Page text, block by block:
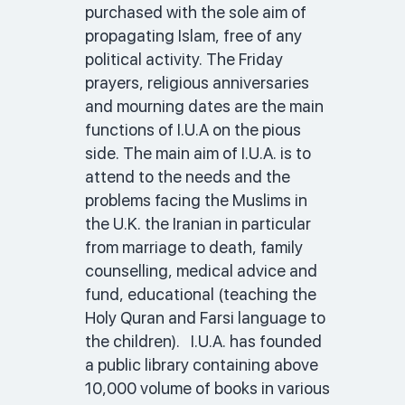
purchased with the sole aim of
propagating Islam, free of any
political activity. The Friday
prayers, religious anniversaries
and mourning dates are the main
functions of I.U.A on the pious
side. The main aim of I.U.A. is to
attend to the needs and the
problems facing the Muslims in
the U.K. the Iranian in particular
from marriage to death, family
counselling, medical advice and
fund, educational (teaching the
Holy Quran and Farsi language to
the children).   I.U.A. has founded
a public library containing above
10,000 volume of books in various